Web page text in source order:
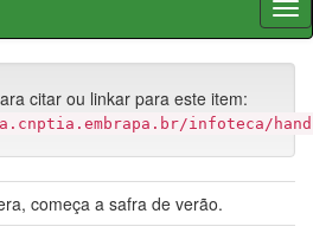
citar ou linkar para este item:
infoteca/
começa a safra de verão.